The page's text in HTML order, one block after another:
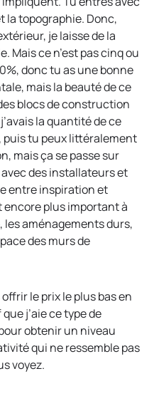
la topographie. Donc,
je laisse de la
Mais ce n’est pas cinq ou
donc tu as une bonne
mais la beauté de ce
blocs de construction
la quantité de ce
puis tu peux littéralement
mais ça se passe sur
avec des installateurs et
entre inspiration et
encore plus important à
les aménagements durs,
des murs de
le prix le plus bas en
j’aie ce type de
obtenir un niveau
qui ne ressemble pas
voyez.